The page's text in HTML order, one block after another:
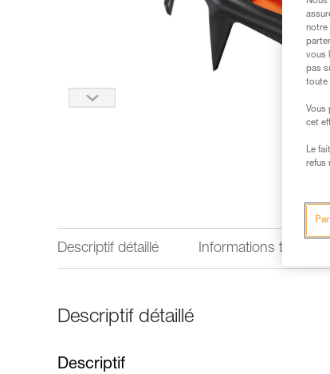
Descriptif détaillé Informations
Descriptif détaillé
Descriptif
notre
vous
pas
toute
Vous
cet
Le
refus